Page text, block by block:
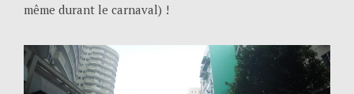
même durant le carnaval) !